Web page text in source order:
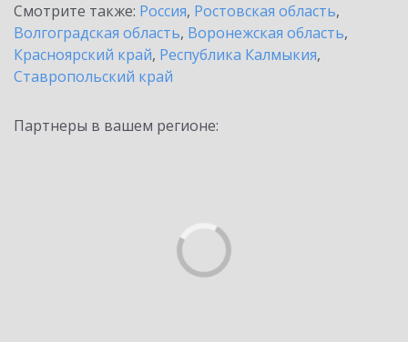
Смотрите также: Россия, Ростовская область,
Волгоградская область, Воронежская область,
Красноярский край, Республика Калмыкия,
Ставропольский край
Партнеры в вашем регионе: